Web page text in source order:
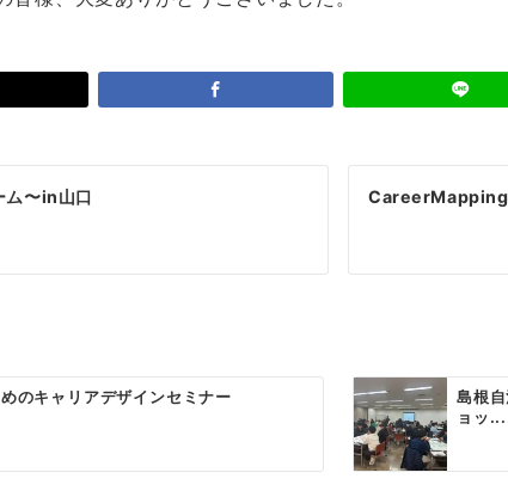
〜in山口 CareerMapping
のキャリアデザインセミナー
島根
ョッ...